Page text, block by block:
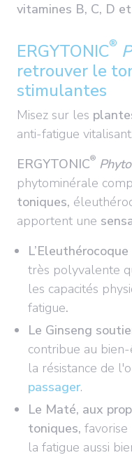
vitamines B, C, D
ERGYTONIC®
retrouver le
stimulantes
Misez sur les
anti-fatigue vitalisant.
ERGYTONIC®
phytominérale
toniques,
apportent une
L’Eleuthérocoque
très polyvalente
les capacités
fatigue.
Le Ginseng
contribue au
la résistance de
passager.
Le Maté, aux
toniques, favorise
la fatigue aussi